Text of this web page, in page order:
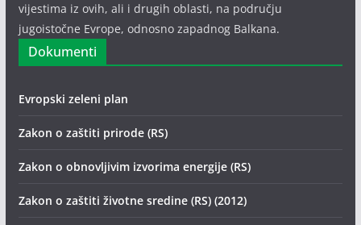
vijestima iz ovih, ali i drugih oblasti, na području
jugoistočne Evrope, odnosno zapadnog Balkana.
Dokumenti
Evropski zeleni plan
Zakon o zaštiti prirode (RS)
Zakon o obnovljivim izvorima energije (RS)
Zakon o zaštiti životne sredine (RS) (2012)